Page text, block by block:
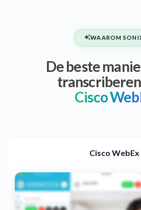
WAAROM
De beste
Cisco
Cisco WebEx